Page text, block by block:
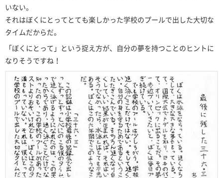
いない。
それはぼくにとってとても楽しかった学校のプールで出した大切な
タイムだからだ。
「ぼくにとって」という捉え方が、自分の夢を持つことのヒントに
なりそうですね！